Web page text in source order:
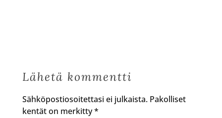
Lähetä kommentti
Sähköpostiosoitettasi ei julkaista. Pakolliset
kentät on merkitty*